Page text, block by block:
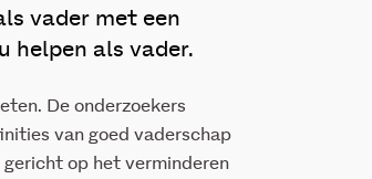
vader met een
helpen als vader.
De onderzoekers
van goed vaderschap
gericht op het verminderen